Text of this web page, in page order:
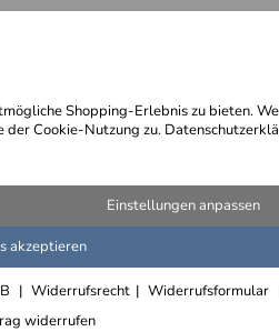
Shopping-Erlebnis zu bieten.
Cookie-Nutzung zu.
Einstellungen anpassen
akzeptieren
Widerrufsrecht
Widerrufsformular
widerrufen
@